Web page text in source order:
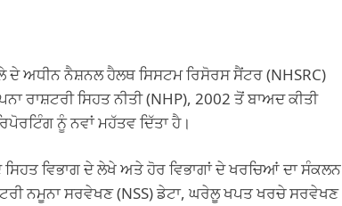
ਅਧੀਨ ਨੈਸ਼ਨਲ ਹੈਲਥ ਸਿਸਟਮ ਰਿਸੋਰਸ ਸੈਂਟਰ (NHSRC)
ਰਾਸ਼ਟਰੀ ਸਿਹਤ ਨੀਤੀ (NHP), 2002 ਤੋਂ ਬਾਅਦ ਕੀਤੀ
ਨੂੰ ਨਵਾਂ ਮਹੱਤਵ ਦਿੱਤਾ ਹੈ।
ਵਿਭਾਗ ਦੇ ਲੇਖੇ ਅਤੇ ਹੋਰ ਵਿਭਾਗਾਂ ਦੇ ਖਰਚਿਆਂ ਦਾ ਸੰਕਲਨ
ਨਮੂਨਾ ਸਰਵੇਖਣ (NSS) ਡੇਟਾ, ਘਰੇਲੂ ਖਪਤ ਖਰਚੇ ਸਰਵੇਖਣ